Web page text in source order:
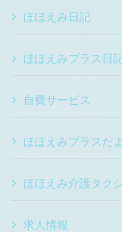
ほほえみ日記
ほほえみプラス日
自費サービス
ほほえみプラスだ
ほほえみ介護タク
求人情報